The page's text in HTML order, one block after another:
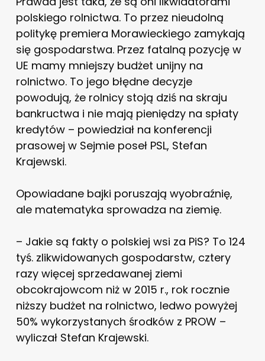
polskiego rolnictwa. To przez nieudolną
politykę premiera Morawieckiego zamykają
się gospodarstwa. Przez fatalną pozycję w
UE mamy mniejszy budżet unijny na
rolnictwo. To jego błędne decyzje
powodują, że rolnicy stoją dziś na skraju
bankructwa i nie mają pieniędzy na spłaty
kredytów – powiedział na konferencji
prasowej w Sejmie poseł PSL, Stefan
Krajewski.
Opowiadane bajki poruszają wyobraźnię,
ale matematyka sprowadza na ziemię.
– Jakie są fakty o polskiej wsi za PiS? To 124
tyś. zlikwidowanych gospodarstw, cztery
razy więcej sprzedawanej ziemi
obcokrajowcom niż w 2015 r., rok rocznie
niższy budżet na rolnictwo, ledwo powyżej
50% wykorzystanych środków z PROW –
wyliczał Stefan Krajewski.